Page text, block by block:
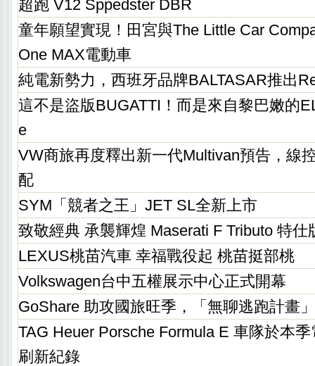
超跑 V12 Sppedster DBR
童年願望實現！田宮與The Little Car
One MAX電動車
純電新勢力，西班牙品牌BALTASAR推出
這不是盜版BUGATTI！而是來自黎巴嫩的
e
VW商旅再度釋出新一代Multivan預告，線
配
SYM「競者之王」JET SL全新上市
致敬經典 承襲輝煌 Maserati F Tributo 特仕
LEXUS桃苗汽車 幸福戰役起 桃苗挺部桃
Volkswagen台中五權展示中心正式開幕
GoShare 助攻國旅旺季，「無聊逃跑計畫
TAG Heuer Porsche Formula E 車隊於本
刷新紀錄